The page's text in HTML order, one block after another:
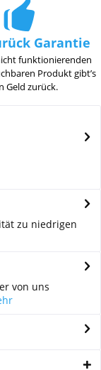
Garantie
funktionierenden
Produkt gibt’s
Geld zurück.
zu niedrigen
von uns